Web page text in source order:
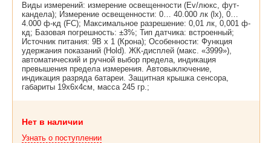
Виды измерений: измерение освещенности (Ev/люкс, фут-
кандела); Измерение освещенности: 0… 40.000 лк (lx), 0…
4.000 ф-кд (FC); Максимальное разрешение: 0,01 лк, 0,001 ф-
кд; Базовая погрешность: ±3%; Тип датчика: встроенный;
Источник питания: 9В х 1 (Крона); Особенности: Функция
удержания показаний (Hold). ЖК-дисплей (макс. «3999»),
автоматический и ручной выбор предела, индикация
превышения предела измерения. Автовыключение,
индикация разряда батареи. Защитная крышка сенсора,
габариты 19х6х4cм, масса 245 гр.;
Нет в наличии
Узнать о поступлении